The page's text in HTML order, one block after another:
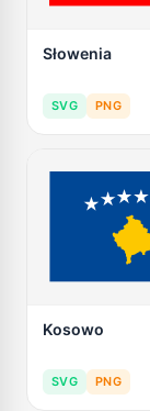
Słowenia
SVG PNG
Kosowo
SVG PNG